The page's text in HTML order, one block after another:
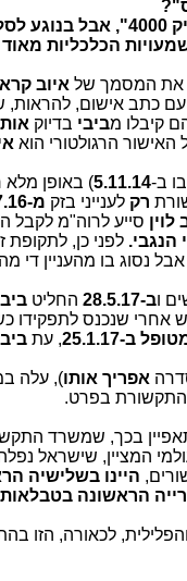
שהתרחשה במקביל לפרשת
הכלכליות
את המסמך של איוב
כתב אישום, להראות,
קיבלו מביבי בדיוק
הרגולטורי הוא
ב-5.11.14) באופן
רקלענייני בזק מ-18.7.16
לוין סייע לרוה"מ
הנגבי.לפני כן, לתקופת זמן
נסוג בו מהעניין די
ב-28.5.17 החליט
אחרי שנכנס
ב-25.1.17 , עת
אפריך אותו
התקשורת בפרט.
בכך, שמשרד
היינו בשלישיה
הראשונה
לכאורה,